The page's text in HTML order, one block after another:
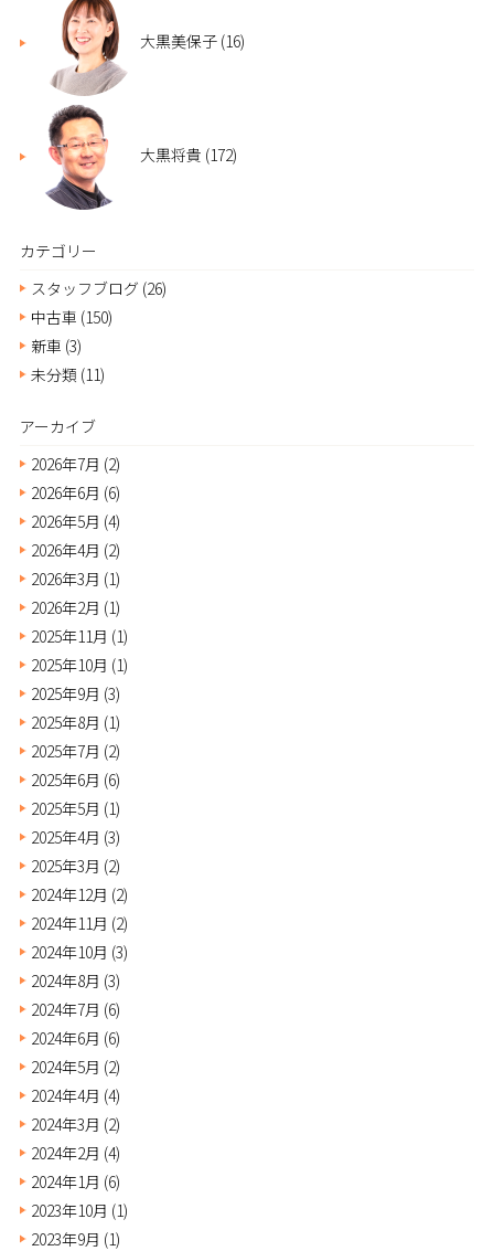
大黒美保子 (16)
大黒将貴 (172)
カテゴリー
スタッフブログ (26)
中古車 (150)
新車 (3)
未分類 (11)
アーカイブ
2026年7月 (2)
2026年6月 (6)
2026年5月 (4)
2026年4月 (2)
2026年3月 (1)
2026年2月 (1)
2025年11月 (1)
2025年10月 (1)
2025年9月 (3)
2025年8月 (1)
2025年7月 (2)
2025年6月 (6)
2025年5月 (1)
2025年4月 (3)
2025年3月 (2)
2024年12月 (2)
2024年11月 (2)
2024年10月 (3)
2024年8月 (3)
2024年7月 (6)
2024年6月 (6)
2024年5月 (2)
2024年4月 (4)
2024年3月 (2)
2024年2月 (4)
2024年1月 (6)
2023年10月 (1)
2023年9月 (1)